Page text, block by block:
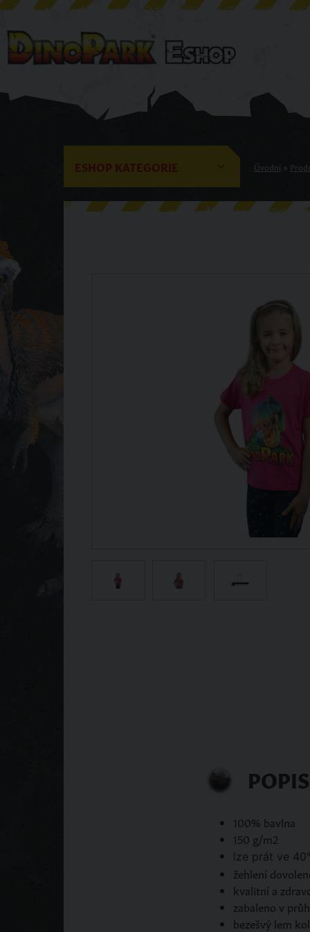
ESHOP KATEGORIE Úvodní »
100% bavlna
150 g/m2
lze prát ve 40°
žehlení
kvalitní a
zabaleno v
bezešvý lem